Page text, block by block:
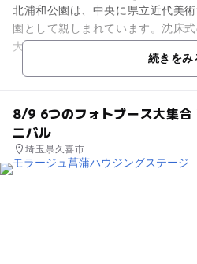
北浦和公園は、中央に県立近代美
園として親しまれています。沈床
大小さまざまな水を舞い上げる様
噴水池の中には落ち着いた雰...
続きをみ
8/9 6つのフォトブース大集合
ニバル
埼玉県久喜市